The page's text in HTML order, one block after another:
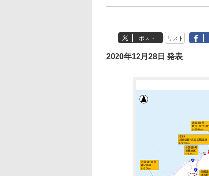
ポスト リスト
2020年12月28日 発表